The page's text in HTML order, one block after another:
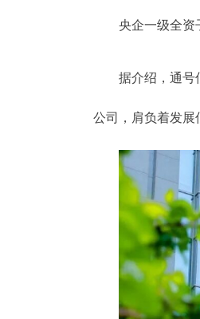
央企一级全资
据介绍，通号
公司，肩负着发展